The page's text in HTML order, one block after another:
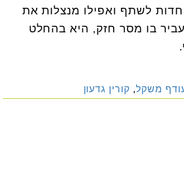
לשתף ואפילו מנצלות את
בו מסר חזק, היא בהחלט
משקל, קורין גדעון